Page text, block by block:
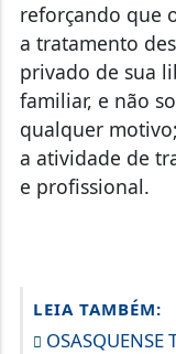
reforçando que
a tratamento
privado de sua
familiar, e não
qualquer
a atividade de
e profissional.
LEIA TAMBÉM:
OSASQUENSE